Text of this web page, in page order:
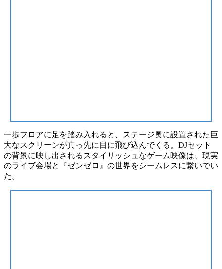
一歩フロアに足を踏み入れると、ステージ奥に設置された 巨
大なスクリーンが真っ先に目に飛び込んでくる。DJセット
の背景に映し出されるスタイリッシュなゲーム映像は、 現実
のライブ会場と『ゼンゼロ』の世界をシームレスに繋いでい
た 。